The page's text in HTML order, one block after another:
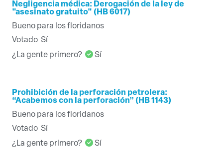
Negligencia médica: Derogación de la ley de
"asesinato gratuito" (HB 6017)
Bueno para los floridanos
Votado Sí
¿La gente primero?
Sí
Prohibición de la perforación petrolera:
“Acabemos con la perforación” (HB 1143)
Bueno para los floridanos
Votado Sí
¿La gente primero?
Sí